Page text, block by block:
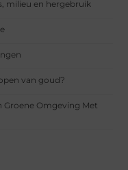
milieu en hergebruik
van goud?
Groene Omgeving Met